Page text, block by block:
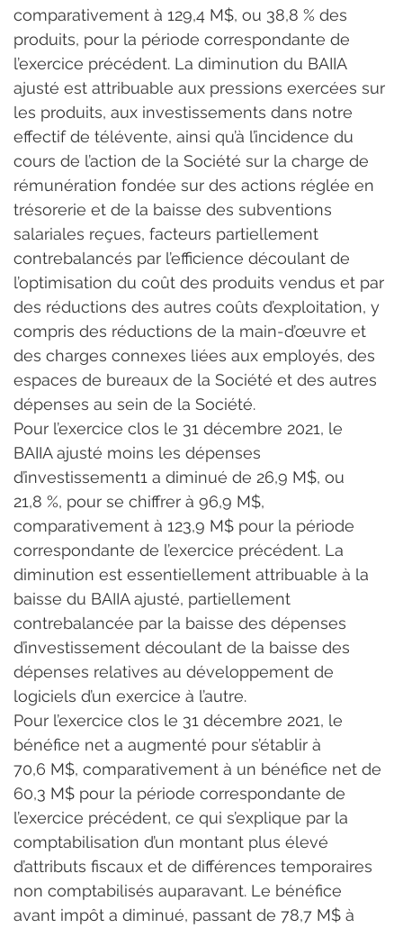
comparativement à 129,4 M$, ou 38,8 % des
produits, pour la période correspondante de
l’exercice précédent. La diminution du BAIIA
ajusté est attribuable aux pressions exercées sur
les produits, aux investissements dans notre
effectif de télévente, ainsi qu’à l’incidence du
cours de l’action de la Société sur la charge de
rémunération fondée sur des actions réglée en
trésorerie et de la baisse des subventions
salariales reçues, facteurs partiellement
contrebalancés par l’efficience découlant de
l’optimisation du coût des produits vendus et par
des réductions des autres coûts d’exploitation, y
compris des réductions de la main-d’œuvre et
des charges connexes liées aux employés, des
espaces de bureaux de la Société et des autres
dépenses au sein de la Société.
Pour l’exercice clos le 31 décembre 2021, le
BAIIA ajusté moins les dépenses
d’investissement1 a diminué de 26,9 M$, ou
21,8 %, pour se chiffrer à 96,9 M$,
comparativement à 123,9 M$ pour la période
correspondante de l’exercice précédent. La
diminution est essentiellement attribuable à la
baisse du BAIIA ajusté, partiellement
contrebalancée par la baisse des dépenses
d’investissement découlant de la baisse des
dépenses relatives au développement de
logiciels d’un exercice à l’autre.
Pour l’exercice clos le 31 décembre 2021, le
bénéfice net a augmenté pour s’établir à
70,6 M$, comparativement à un bénéfice net de
60,3 M$ pour la période correspondante de
l’exercice précédent, ce qui s’explique par la
comptabilisation d’un montant plus élevé
d’attributs fiscaux et de différences temporaires
non comptabilisés auparavant. Le bénéfice
avant impôt a diminué, passant de 78,7 M$ à